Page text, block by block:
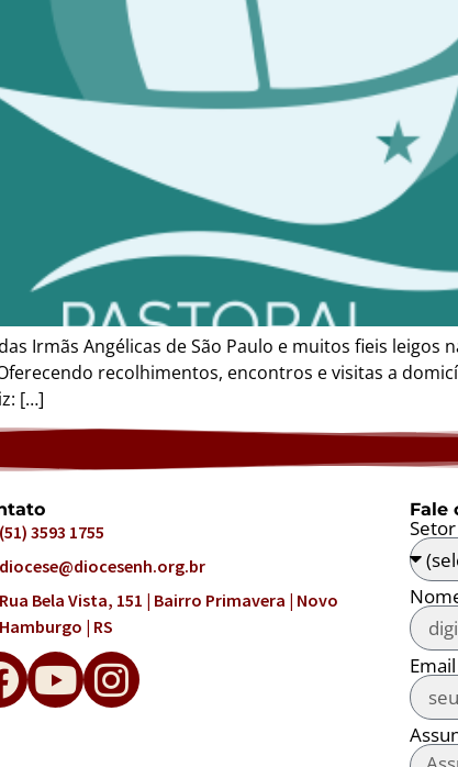
Irmãs Angélicas de São Paulo e muitos fieis
recolhimentos, encontros e visitas a
[…]
(51) 3593 1755
diocese@diocesenh.org.br
Rua Bela Vista, 151 | Bairro Primavera | Novo
Hamburgo | RS
Fale
Setor
Email